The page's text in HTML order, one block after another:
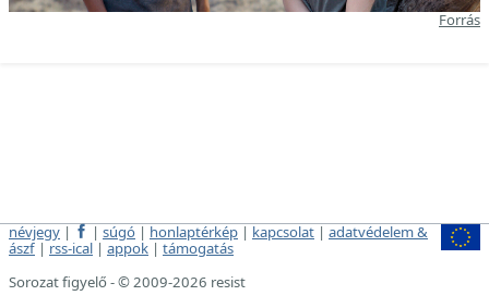
Forrás
névjegy | | súgó | honlaptérkép | kapcsolat | adatvédelem &
ászf | rss-ical | appok | támogatás
Sorozat figyelő - © 2009-2026 resist